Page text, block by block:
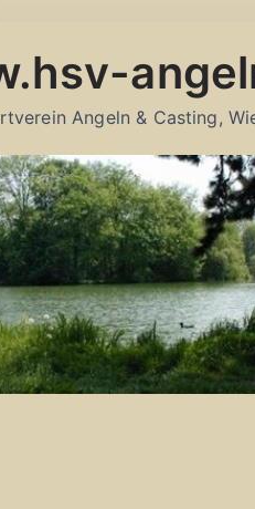
Angeln & Casting,